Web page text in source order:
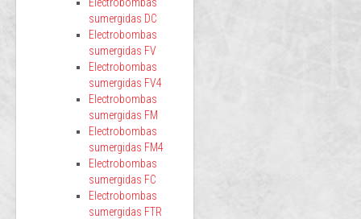
sumergidas DC
Electrobombas
sumergidas FV
Electrobombas
sumergidas FV4
Electrobombas
sumergidas FM
Electrobombas
sumergidas FM4
Electrobombas
sumergidas FC
Electrobombas
sumergidas FTR